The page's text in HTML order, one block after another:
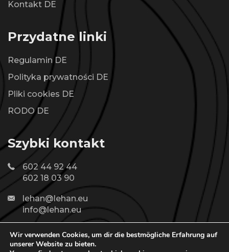
Kontakt DE
Przydatne linki
Regulamin DE
Polityka prywatności DE
Pliki cookies DE
RODO DE
Szybki kontakt
602 44 92 44
602 18 03 90
lehan@lehan.eu
info@lehan.eu
20262019 © Copyright Wallbed. Wszelkie prawa
Wir verwenden Cookies, um dir die bestmögliche Erfahrung auf
unserer Website zu bieten.